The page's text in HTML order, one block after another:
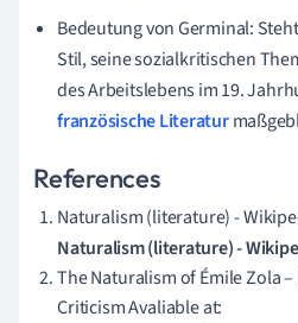
Bedeutung von Germinal:
Stil, seine sozialkritischen
des Arbeitslebens im 19.
französische Literatur
References
Naturalism (literature) -
Naturalism (literature) -
The Naturalism of Émile Zola
Criticism Avaliable at: